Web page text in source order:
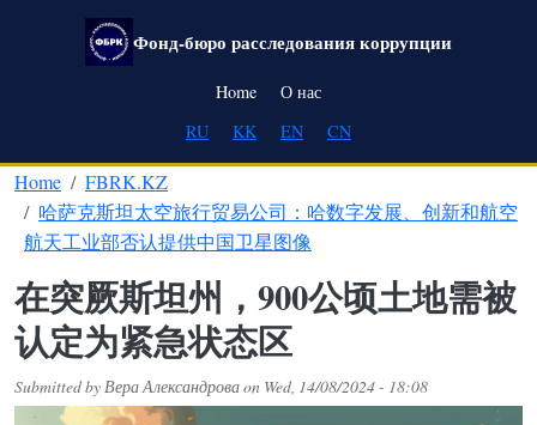
Skip to main content
Фонд-бюро расследования коррупции
Main navigation
Home
О нас
RU
KK EN CN
Home
FBRK.KZ
哈萨克斯坦太空旅行贸易公司：哈数字发展、创新和航空
航天工业部否认提供中国卫星图像
在突厥斯坦州，900公顷土地需被
认定为紧急状态区
Submitted byВера Александроваon Wed, 14/08/2024 - 18:08